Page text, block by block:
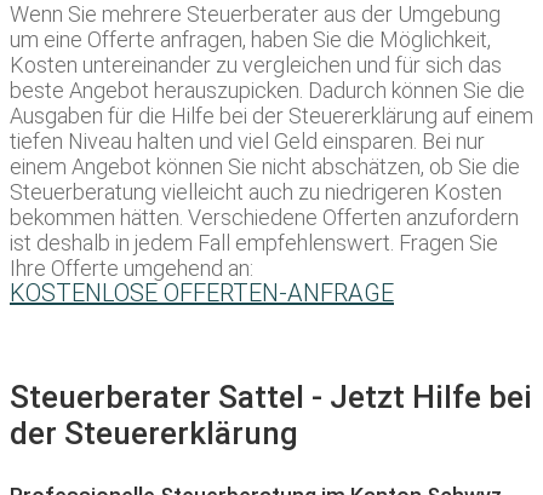
Wenn Sie mehrere Steuerberater aus der Umgebung
um eine Offerte anfragen, haben Sie die Möglichkeit,
Kosten untereinander zu vergleichen und für sich das
beste Angebot herauszupicken. Dadurch können Sie die
Ausgaben für die Hilfe bei der Steuererklärung auf einem
tiefen Niveau halten und viel Geld einsparen. Bei nur
einem Angebot können Sie nicht abschätzen, ob Sie die
Steuerberatung vielleicht auch zu niedrigeren Kosten
bekommen hätten. Verschiedene Offerten anzufordern
ist deshalb in jedem Fall empfehlenswert. Fragen Sie
Ihre Offerte umgehend an:
KOSTENLOSE OFFERTEN-ANFRAGE
Steuerberater Sattel - Jetzt Hilfe bei
der Steuererklärung